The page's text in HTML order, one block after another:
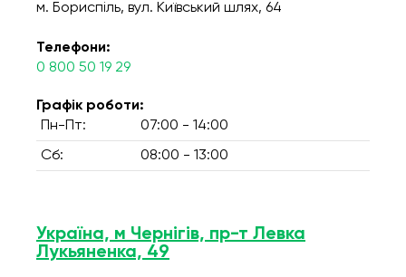
м. Бориспіль, вул. Київський шлях, 64
Телефони:
0 800 50 19 29
Графік роботи:
Пн-Пт:
07:00 - 14:00
Сб: 08:00 - 13:00
Україна, м Чернігів, пр-т Левка
Лукьяненка, 49